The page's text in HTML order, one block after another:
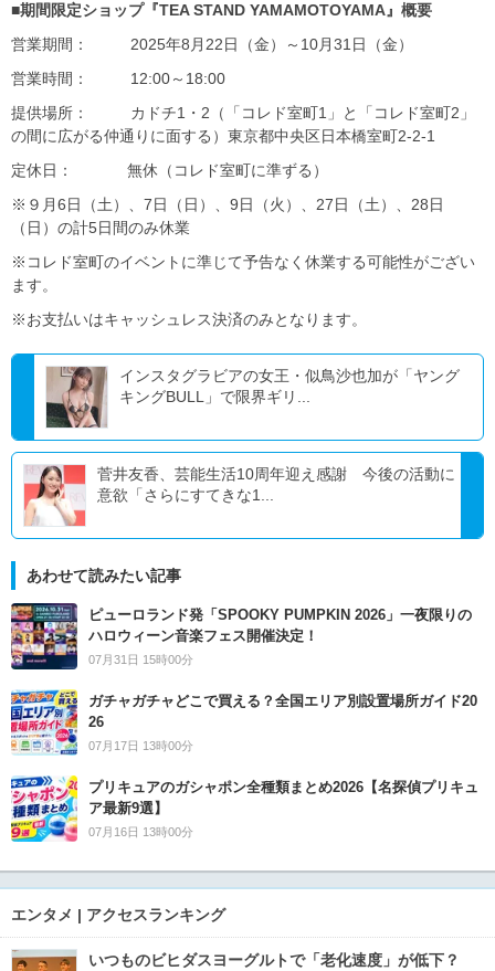
■期間限定ショップ『TEA STAND YAMAMOTOYAMA』概要
営業期間： 2025年8月22日（金）～10月31日（金）
営業時間： 12:00～18:00
提供場所： カドチ1・2（「コレド室町1」と「コレド室町2」
の間に広がる仲通りに面する）東京都中央区日本橋室町2-2-1
定休日： 無休（コレド室町に準ずる）
※９月6日（土）、7日（日）、9日（火）、27日（土）、28日
（日）の計5日間のみ休業
※コレド室町のイベントに準じて予告なく休業する可能性がござい
ます。
※お支払いはキャッシュレス決済のみとなります。
インスタグラビアの女王・似鳥沙也加が「ヤング
キングBULL」で限界ギリ...
菅井友⾹、芸能生活10周年迎え感謝 今後の活動に
意欲「さらにすてきな1...
あわせて読みたい記事
ピューロランド発「SPOOKY PUMPKIN 2026」一夜限りの
ハロウィーン音楽フェス開催決定！
07月31日 15時00分
ガチャガチャどこで買える？全国エリア別設置場所ガイド20
26
07月17日 13時00分
プリキュアのガシャポン全種類まとめ2026【名探偵プリキュ
ア最新9選】
07月16日 13時00分
エンタメ | アクセスランキング
いつものビヒダスヨーグルトで「老化速度」が低下？